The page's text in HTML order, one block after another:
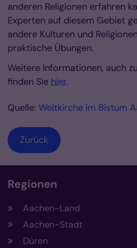
anderen Religionen erfahren
Experten auf diesem Gebiet
andere Kulturen und
praktische Übungen.
Weitere Informationen, auch
finden Sie hier.
Quelle: Weltkirche im Bistum
Zurück
Regionen
Aachen-Land
Aachen-Stadt
Düren